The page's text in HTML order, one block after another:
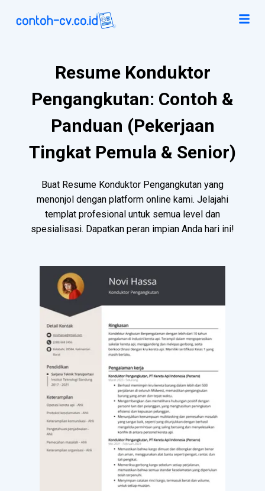
Resume Konduktor
Pengangkutan: Contoh &
Panduan (Pekerjaan
Tingkat Pemula & Senior)
Buat Resume Konduktor Pengangkutan yang
menonjol dengan platform online kami. Jelajahi
templat profesional untuk semua level dan
spesialisasi. Dapatkan peran impian Anda hari ini!